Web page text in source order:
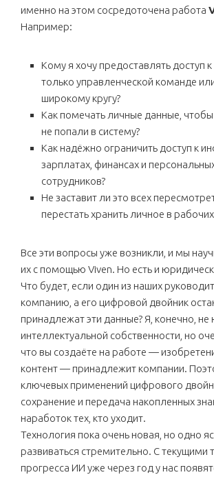
именно на этом сосредоточена работа
Например:
Кому я хочу предоставлять
только управленческой команде
широкому кругу?
Как помечать личные данные,
не попали в систему?
Как надёжно ограничить доступ к
зарплатах, финансах и
сотрудников?
Не заставит ли это всех
перестать хранить личное в
Все эти вопросы уже возникли, и мы
их с помощью Viven. Но есть и
Что будет, если один из наших
компанию, а его цифровой двойник
принадлежат эти данные? Я, конечно, не
интеллектуальной собственности, но
что вы создаёте на работе —
контент — принадлежит компании.
ключевых применений цифрового
сохранение и передача накопленных
наработок тех, кто уходит.
Технология пока очень новая, но одно
развиваться стремительно. С текущими
прогресса ИИ уже через год у нас